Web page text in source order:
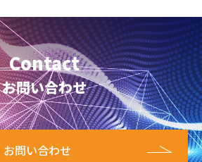
Contact
お問い合わせ
お問い合わせ